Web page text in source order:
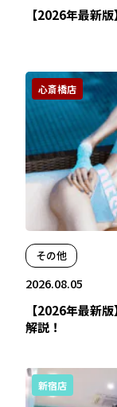
【2026年最新
心斎橋店
その他
2026.08.05
【2026年最新
解説！
新宿店